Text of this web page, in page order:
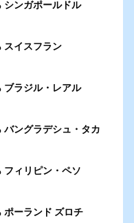
ンガポールドル
イスフラン
ラジル・レアル
ングラデシュ・タカ
ィリピン・ペソ
ーランド ズロチ